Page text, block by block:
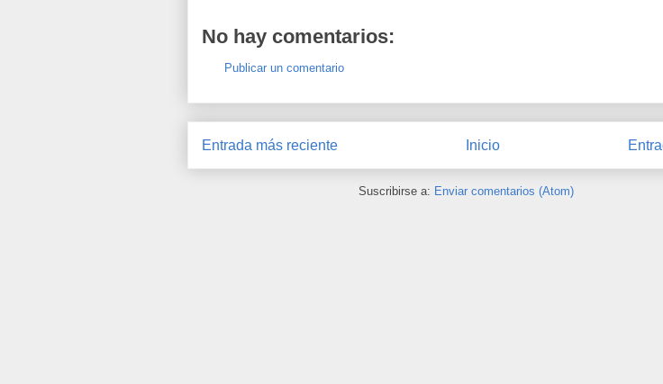
No hay comentarios:
Publicar un comentario
Entrada más reciente Inicio
Suscribirse a: Enviar comentarios (Atom)